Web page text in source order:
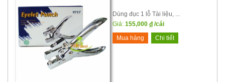
Dùng đục 1 lỗ Tài liệu, ...
Giá: 155,000 đ /cái
Mua hàng
Chi tiết